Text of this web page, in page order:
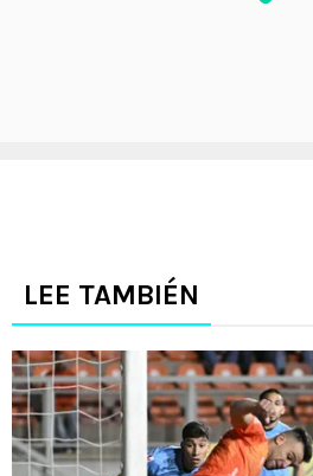
LEE TAMBIÉN